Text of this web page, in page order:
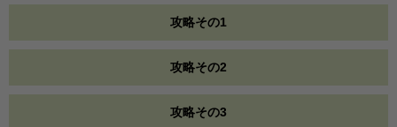
攻略その1
攻略その2
攻略その3